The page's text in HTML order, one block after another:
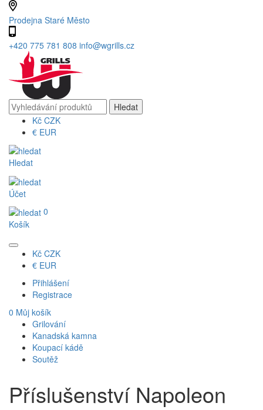
Prodejna Staré Město
+420 775 781 808 info@wgrills.cz
Kč CZK
€ EUR
Hledat
Účet
0
Košík
Kč CZK
€ EUR
Přihlášení
Registrace
0 Můj košík
Grilování
Kanadská kamna
Koupací kádě
Soutěž
Příslušenství Napoleon